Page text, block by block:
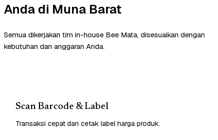
Anda di Muna Barat
Semua dikerjakan tim in-house Bee Mata, disesuaikan dengan
kebutuhan dan anggaran Anda.
Scan Barcode & Label
Transaksi cepat dan cetak label harga produk.